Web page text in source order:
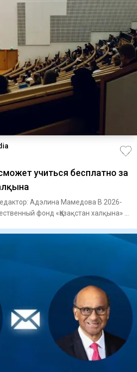
учиться бесплатно за
Адэлина Мамедова В 2026-
фонд «Қазақстан халқына» в